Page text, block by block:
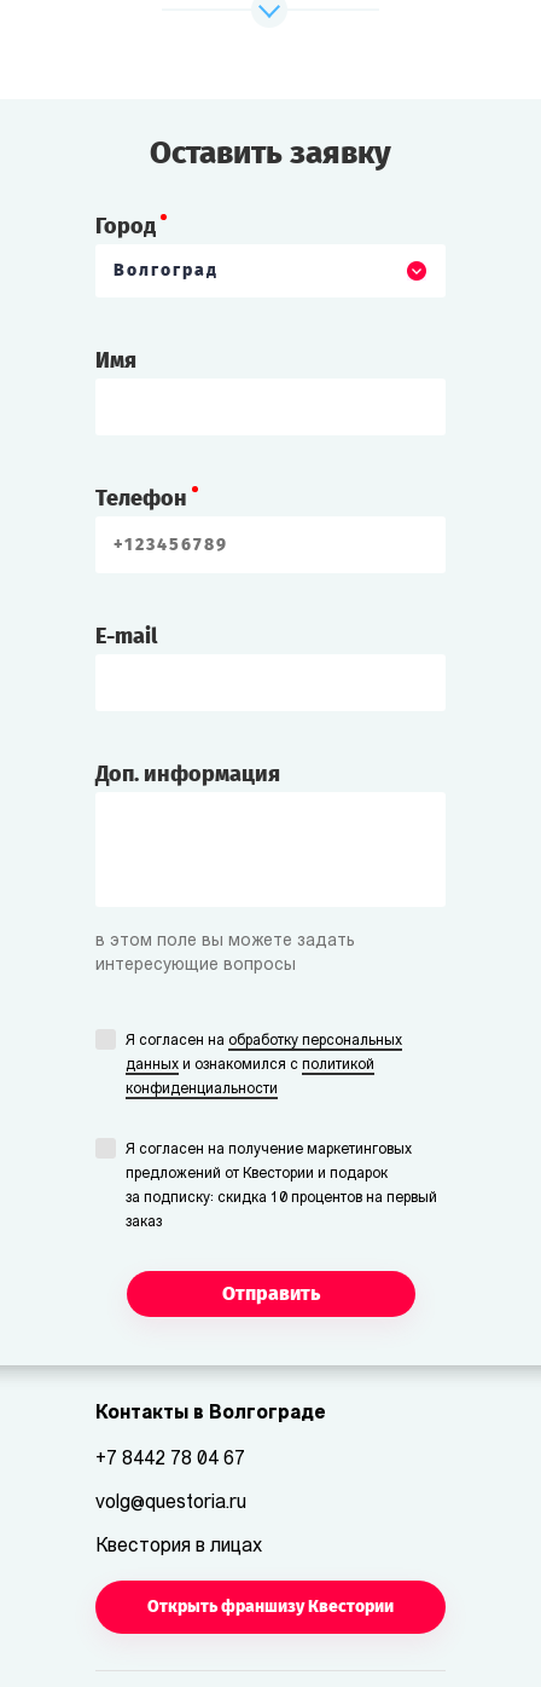
Оставить заявку
Город
Волгоград
Имя
Телефон
E-mail
Доп. информация
в этом поле вы можете задать
интересующие вопросы
Я согласен на обработку персональных
данных и ознакомился с политикой
конфиденциальности
Я согласен на получение маркетинговых
предложений от Квестории и подарок
за подписку: скидка 10 процентов на первый
заказ
Отправить
Контакты в Волгограде
+7 8442 78 04 67
volg@questoria.ru
Квестория в лицах
Открыть франшизу Квестории